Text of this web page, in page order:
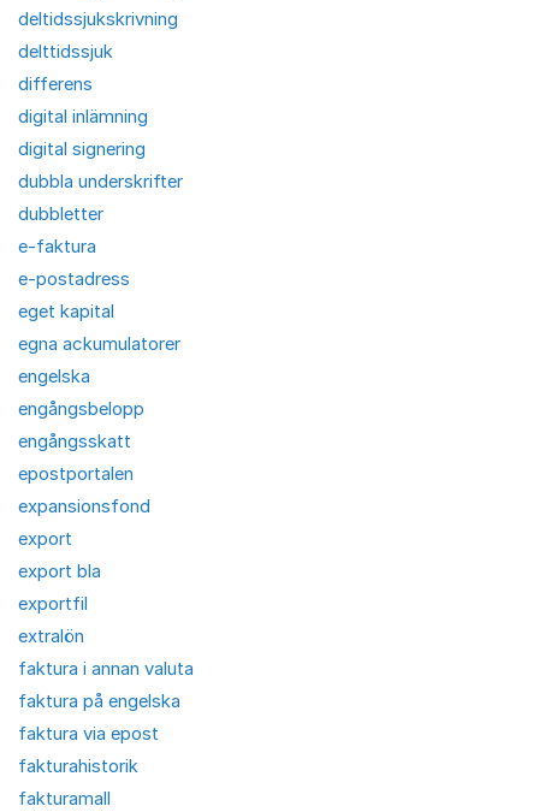
deltidssjukskrivning
delttidssjuk
differens
digital inlämning
digital signering
dubbla underskrifter
dubbletter
e-faktura
e-postadress
eget kapital
egna ackumulatorer
engelska
engångsbelopp
engångsskatt
epostportalen
expansionsfond
export
export bla
exportfil
extralön
faktura i annan valuta
faktura på engelska
faktura via epost
fakturahistorik
fakturamall